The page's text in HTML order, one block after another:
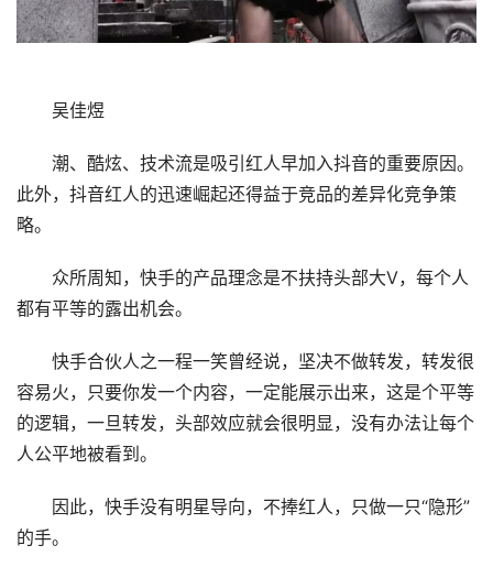
吴佳煜
潮、酷炫、技术流是吸引红人早加入抖音的重要原因。
此外，抖音红人的迅速崛起还得益于竞品的差异化竞争策
略。
众所周知，快手的产品理念是不扶持头部大V，每个人
都有平等的露出机会。
快手合伙人之一程一笑曾经说，坚决不做转发，转发很
容易火，只要你发一个内容，一定能展示出来，这是个平等
的逻辑，一旦转发，头部效应就会很明显，没有办法让每个
人公平地被看到。
因此，快手没有明星导向，不捧红人，只做一只“隐形”
的手。